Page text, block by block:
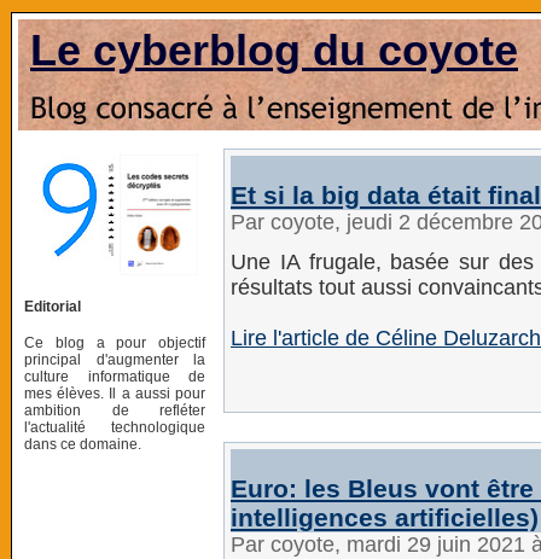
Le cyberblog du coyote
Editorial
Ce blog a pour objectif
principal d'augmenter la
culture informatique de
mes élèves. Il a aussi pour
ambition de refléter
l'actualité technologique
dans ce domaine.
Et si la big data était
Par coyote, jeudi 2 décembre
Une IA frugale, basée sur
résultats tout aussi
Lire l'article de Céline
Euro: les Bleus vont
intelligences artificielles)
Par coyote, mardi 29 juin 2021